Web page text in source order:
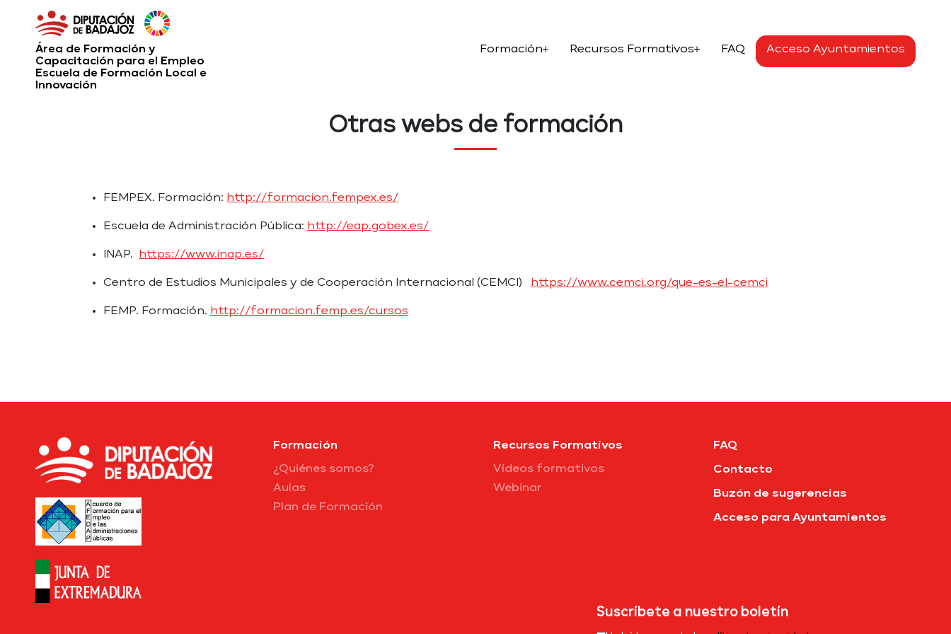
Área de Formación y
Capacitación para el Empleo
Escuela de Formación Local e
Innovación
Formación Recursos Formativos FAQ Acceso Ayuntamientos
Otras webs de formación
FEMPEX. Formación: http://formacion.fempex.es/
Escuela de Administración Pública: http://eap.gobex.es/
INAP. https://www.inap.es/
Centro de Estudios Municipales y de Cooperación Internacional (CEMCI) https://www.cemci.org/que-es-el-cemci
FEMP. Formación. http://formacion.femp.es/cursos
Formación
¿Quiénes somos?
Aulas
Plan de Formación
Recursos Formativos
Vídeos formativos
Webinar
FAQ
Contacto
Buzón de sugerencias
Acceso para Ayuntamientos
Suscríbete a nuestro boletín